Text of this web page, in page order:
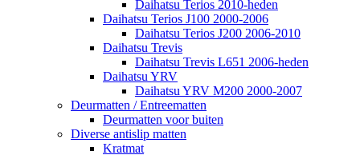
Daihatsu Terios 2010-heden
Daihatsu Terios J100 2000-2006
Daihatsu Terios J200 2006-2010
Daihatsu Trevis
Daihatsu Trevis L651 2006-heden
Daihatsu YRV
Daihatsu YRV M200 2000-2007
Deurmatten / Entreematten
Deurmatten voor buiten
Diverse antislip matten
Kratmat